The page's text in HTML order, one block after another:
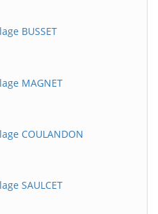
BUSSET
MAGNET
COULANDON
SAULCET